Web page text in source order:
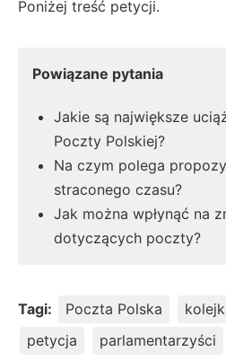
Poniżej treść petycji.
Powiązane pytania
Jakie są największe
Poczty Polskiej?
Na czym polega
straconego czasu?
Jak można wpłynąć na
dotyczących poczty?
Tagi: Poczta Polska
petycja
parlamentarzyści